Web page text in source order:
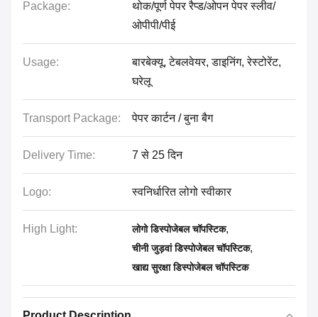
Package:
थोक/पूर्ण पेपर रैप्ड/ओपन पेपर स्लीव/
ओपीपी/पीई
Usage:
बारबेक्यू, टेबलवेयर, डाइनिंग, रेस्टोरेंट,
घरेलू
Transport Package: पेपर कार्टन / बुना बैग
Delivery Time: 7 से 25 दिन
Logo: स्वनिर्धारित लोगो स्वीकार
High Light: लोगो डिस्पोजेबल चॉपस्टिक,
चीनी जुड़वां डिस्पोजेबल चॉपस्टिक,
खाद्य सुरक्षा डिस्पोजेबल चॉपस्टिक